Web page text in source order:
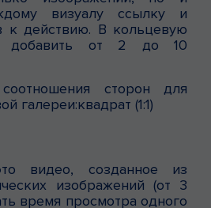
визуалу ссылку и
к действию. В кольцевую
добавить от 2 до 10
сторон для
галереи:квадрат (1:1)
видео, созданное из
изображений (от 3
время просмотра одного